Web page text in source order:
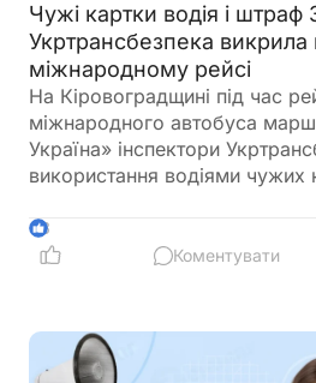
Чужі картки водія і штраф
Укртрансбезпека
міжнародному рейсі
На Кіровоградщині під час
міжнародного автобуса
Україна» інспектори
використання водіями чужих
34 тис. грн
3
Коментувати